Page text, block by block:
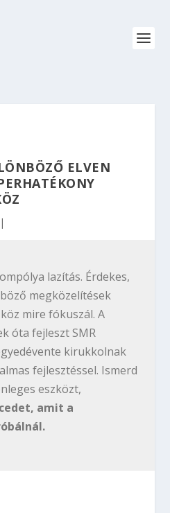
ELVEN
lazítás. Érdekes,
megközelítések
mire fókuszál. A
óta fejleszt SMR
kirukkolnak
fejlesztéssel. Ismerd
eszközt,
amit a